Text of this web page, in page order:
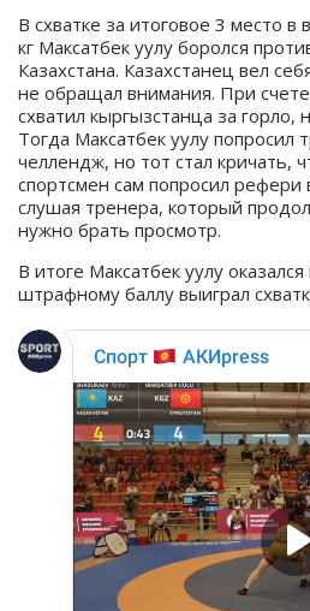
В схватке за итоговое 3 место в
кг Максатбек уулу боролся
Казахстана. Казахстанец вел
не обращал внимания. При счете
схватил кыргызстанца за горло,
Тогда Максатбек уулу попросил
челлендж, но тот стал кричать,
спортсмен сам попросил рефери
слушая тренера, который
нужно брать просмотр.
В итоге Максатбек уулу
штрафному баллу выиграл